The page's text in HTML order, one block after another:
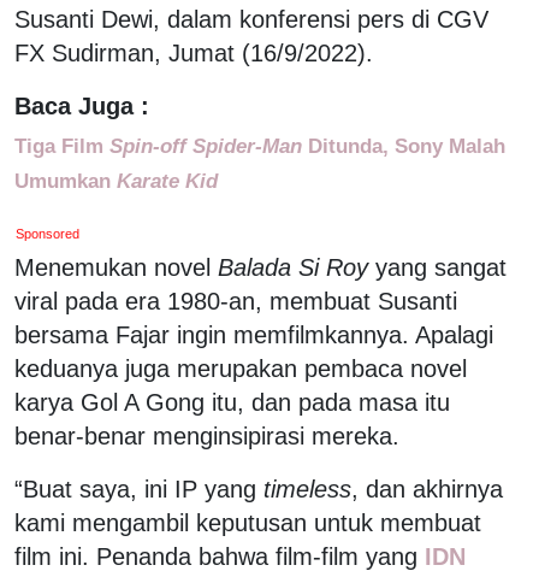
Susanti Dewi, dalam konferensi pers di CGV
FX Sudirman, Jumat (16/9/2022).
Baca Juga :
Tiga Film Spin-off Spider-Man Ditunda, Sony Malah
Umumkan Karate Kid
Sponsored
Menemukan novel Balada Si Royyang sangat
viral pada era 1980-an, membuat Susanti
bersama Fajar ingin memfilmkannya. Apalagi
keduanya juga merupakan pembaca novel
karya Gol A Gong itu, dan pada masa itu
benar-benar menginsipirasi mereka.
“Buat saya, ini IP yang timeless, dan akhirnya
kami mengambil keputusan untuk membuat
film ini. Penanda bahwa film-film yang IDN